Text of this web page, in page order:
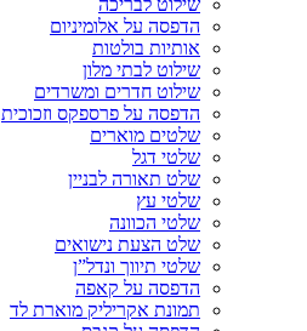
הדפסה על אלומיניום
אותיות בולטות
שילוט לבתי מלון
שילוט חדרים ומשרדים
הדפסה על פרספקס וזכוכית
שלטים מוארים
שלטי דגל
שלט תאורה לבניין
שלטי עץ
שלטי הכוונה
שלט הצעת נישואים
שלטי תיווך ונדל”ן
הדפסה על קאפה
תמונת אקריליק מוארת לד